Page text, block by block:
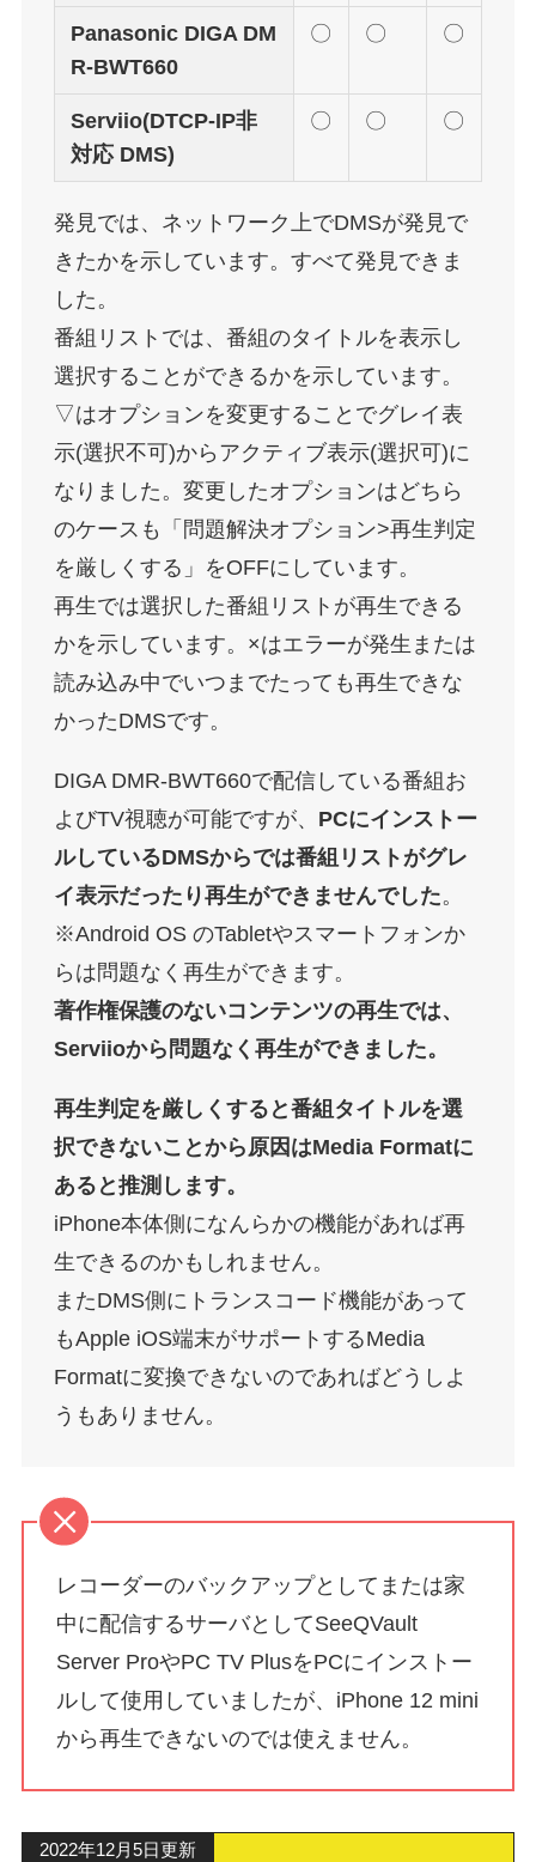
Panasonic DIGA DM
R-BWT660
〇 〇 〇
Serviio(DTCP-IP非
対応 DMS)
〇 〇 〇
発見では、ネットワーク上でDMSが発見で
きたかを示しています。すべて発見できま
した。
番組リストでは、番組のタイトルを表示し
選択することができるかを示しています。
▽はオプションを変更することでグレイ表
示(選択不可)からアクティブ表示(選択可)に
なりました。変更したオプションはどちら
のケースも「問題解決オプション>再生判定
を厳しくする」をOFFにしています。
再生では選択した番組リストが再生できる
かを示しています。×はエラーが発生または
読み込み中でいつまでたっても再生できな
かったDMSです。
DIGA DMR-BWT660で配信している番組お
よびTV視聴が可能ですが、 PCにインストー
ルしているDMSからでは番組リストがグレ
イ表示だったり再生ができませんでした。
※Android OS のTabletやスマートフォンか
らは問題なく再生ができます。
著作権保護のないコンテンツの再生では、
Serviioから問題なく再生ができました。
再生判定を厳しくすると番組タイトルを選
択できないことから原因はMedia Formatに
あると推測します。
iPhone本体側になんらかの機能があれば再
生できるのかもしれません。
またDMS側にトランスコード機能があって
もApple iOS端末がサポートするMedia
Formatに変換できないのであればどうしよ
うもありません。
レコーダーのバックアップとしてまたは家
中に配信するサーバとしてSeeQVault
Server ProやPC TV PlusをPCにインストー
ルして使用していましたが、iPhone 12 mini
から再生できないのでは使えません。
2022年12月5日更新